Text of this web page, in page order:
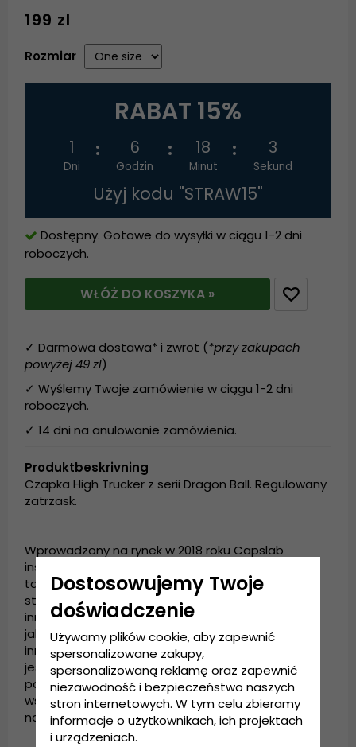
199 zl
Rozmiar
RABAT 15%
1
Dni
6
Godzin
18
Minut
3
Sekund
Użyj kodu "STRAW15"
Dostępny. Gotowe do wysyłki w ciągu 1-2 dni
roboczych.
WŁÓŻ DO KOSZYKA »
✓ Darmowa dostawa* i zwrot (*przy zakupach
powyżej 49 zl)
✓ Wyślemy Twoje zamówienie w ciągu 1-2 dni
roboczych.
✓ 14 dni na anulowanie zamówienia.
Produktbeskrivning
Czapka High Trucker z serii Dragon Ball. Regulowany
zatrzask.
Wprowadzony na rynek w 2018 roku Capslab
inspiruje się kultowymi postaciami popkultury,
takimi jak Kaczor Donald i Myszka Miki. Założyciele
stworzyli markę o młodym, dynamicznym i
innowacyjnym duchu, oferując produkty wysokiej
jakości, jednocześnie stale wprowadzając
innowacje w projektowaniu marki. Capslab znany
jest przede wszystkim z czapek o kultowym
popularnym charakterze i skierowany jest do
wszystkich tych, którzy lubią oryginalne i
nowoczesne modne dodatki.
Dostosowujemy Twoje
doświadczenie
Używamy plików cookie, aby zapewnić
spersonalizowane zakupy,
spersonalizowaną reklamę oraz zapewnić
niezawodność i bezpieczeństwo naszych
stron internetowych. W tym celu zbieramy
informacje o użytkownikach, ich projektach
i urządzeniach.